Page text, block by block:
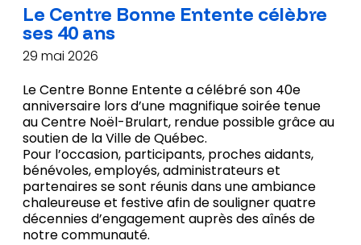
Accueil
Nouvelles
Activités
Administration
Nous joindre
Le Centre Bonne Entente célèbre
ses 40 ans
29 mai 2026
Le Centre Bonne Entente a célébré son 40e
anniversaire lors d’une magnifique soirée tenue
au Centre Noël-Brulart, rendue possible grâce au
soutien de la Ville de Québec.
Pour l’occasion, participants, proches aidants,
bénévoles, employés, administrateurs et
partenaires se sont réunis dans une ambiance
chaleureuse et festive afin de souligner quatre
décennies d’engagement auprès des aînés de
notre communauté.